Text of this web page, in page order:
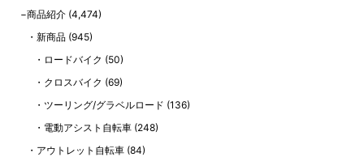
商品紹介 (4,474)
新商品 (945)
ロードバイク (50)
クロスバイク (69)
ツーリング/グラベルロード (136)
電動アシスト自転車(248)
アウトレット自転車 (84)